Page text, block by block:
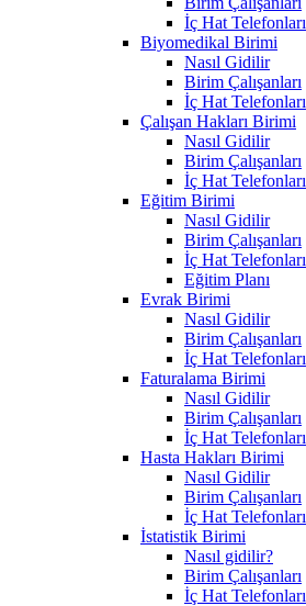
İç Hat Telefonları
Biyomedikal Birimi
Nasıl Gidilir
Birim Çalışanları
İç Hat Telefonları
Çalışan Hakları Birimi
Nasıl Gidilir
Birim Çalışanları
İç Hat Telefonları
Eğitim Birimi
Nasıl Gidilir
Birim Çalışanları
İç Hat Telefonları
Eğitim Planı
Evrak Birimi
Nasıl Gidilir
Birim Çalışanları
İç Hat Telefonları
Faturalama Birimi
Nasıl Gidilir
Birim Çalışanları
İç Hat Telefonları
Hasta Hakları Birimi
Nasıl Gidilir
Birim Çalışanları
İç Hat Telefonları
İstatistik Birimi
Nasıl gidilir?
Birim Çalışanları
İç Hat Telefonları